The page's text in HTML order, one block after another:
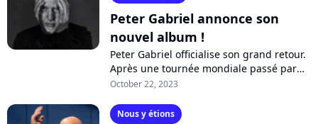
Peter Gabriel annonce son
nouvel album !
Peter Gabriel officialise son grand retour.
Après une tournée mondiale passé par
Paris, Lille et Bordeaux, il confirme la
October 22, 2023
Nous y étions